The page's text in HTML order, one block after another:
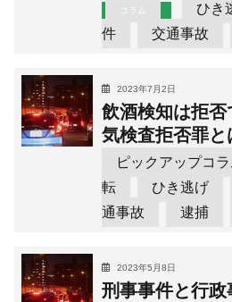
コラム ひき
件
交通事故
2023年7月2日
飲酒検知は拒
気検査拒否罪と
ピックアップコラ
転
ひき逃げ
通事故
逮捕
2023年5月8日
刑事事件と行